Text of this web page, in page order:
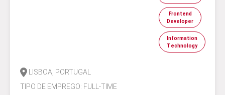
Frontend
Developer
Information
Technology
LISBOA, PORTUGAL
TIPO DE EMPREGO: FULL-TIME